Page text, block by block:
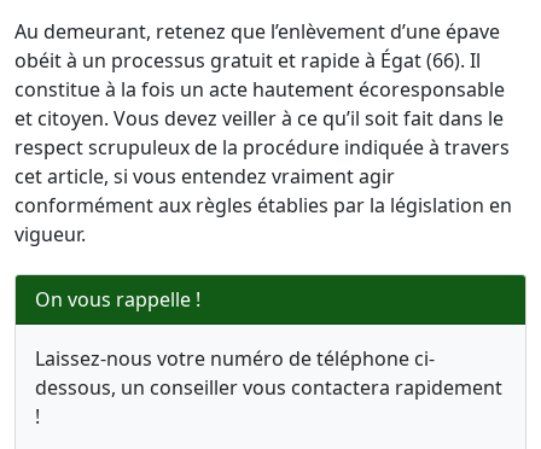
Au demeurant, retenez que l’enlèvement d’une épave
obéit à un processus gratuit et rapide à Égat (66). Il
constitue à la fois un acte hautement écoresponsable
et citoyen. Vous devez veiller à ce qu’il soit fait dans le
respect scrupuleux de la procédure indiquée à travers
cet article, si vous entendez vraiment agir
conformément aux règles établies par la législation en
vigueur.
On vous rappelle !
Laissez-nous votre numéro de téléphone ci-
dessous, un conseiller vous contactera rapidement
!